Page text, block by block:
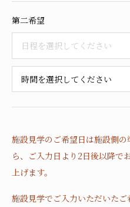
第二希望
施設見学のご希望日は施設側の
ら、ご入力日より2日後以降で
上げます。
施設見学でご入力いただいた